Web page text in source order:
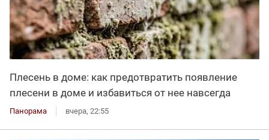
Плесень в доме: как предотвратить появление
плесени в доме и избавиться от нее навсегда
Панорама вчера, 22:55